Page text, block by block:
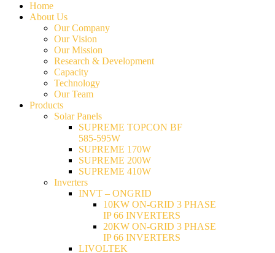
Home
About Us
Our Company
Our Vision
Our Mission
Research & Development
Capacity
Technology
Our Team
Products
Solar Panels
SUPREME TOPCON BF
585-595W
SUPREME 170W
SUPREME 200W
SUPREME 410W
Inverters
INVT – ONGRID
10KW ON-GRID 3 PHASE
IP 66 INVERTERS
20KW ON-GRID 3 PHASE
IP 66 INVERTERS
LIVOLTEK